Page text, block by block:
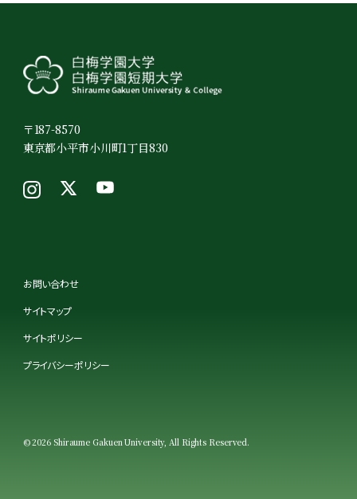
〒187-8570
東京都小平市小川町1丁目830
お問い合わせ
サイトマップ
サイトポリシー
プライバシーポリシー
© 2026 Shiraume Gakuen University, All Rights Reserved.